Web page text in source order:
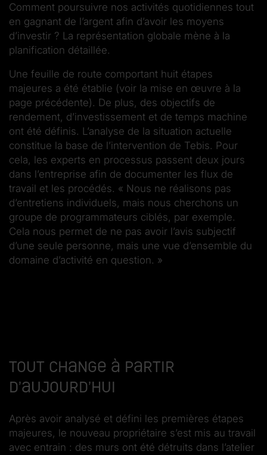
Comment poursuivre nos activités quotidiennes tout
en gagnant de l’argent afin d’avoir les moyens
d’investir ? La représentation globale mène à la
planification détaillée.
Une feuille de route comportant huit étapes
majeures a été établie (voir la mise en œuvre à la
page précédente). De plus, des objectifs de
rendement, d’investissement et de temps machine
ont été définis. L’analyse de la situation actuelle
constitue la base de l’intervention de Tebis. Pour
cela, les experts en processus passent deux jours
dans l’entreprise afin de documenter les flux de
travail et les procédés. « Nous ne réalisons pas
d’entretiens individuels, mais nous cherchons un
groupe de programmateurs ciblés, par exemple.
Cela nous permet de ne pas avoir l’avis subjectif
d’une seule personne, mais une vue d’ensemble du
domaine d’activité en question. »
Tout change à partir
d’aujourd’hui
Après avoir analysé et défini les premières étapes
majeures, le nouveau propriétaire s’est mis au travail
avec entrain : des murs ont été détruits dans l’atelier